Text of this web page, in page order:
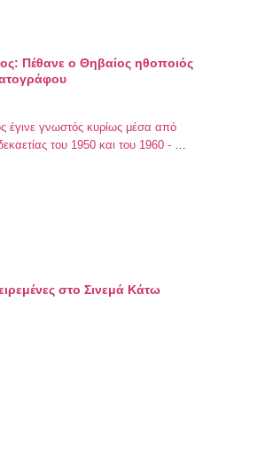
Πέθανε ο Θηβαίος ηθοποιός
γνωστός κυρίως μέσα από
του 1950 και του 1960 - Ο
(1962), παραμένει ανεξίτηλο
στο Σινεμά Κάτω